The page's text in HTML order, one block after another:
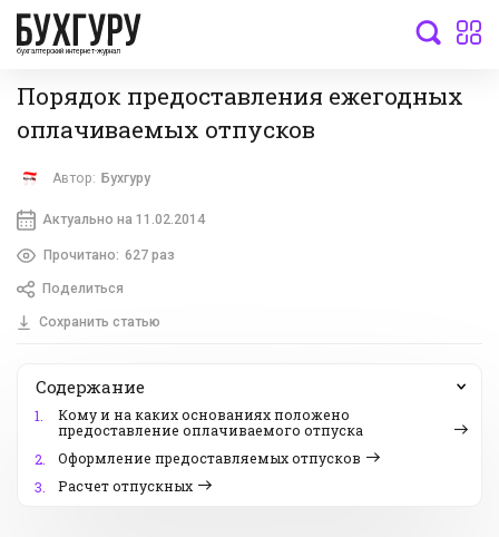
бухгалтерский интернет-журнал
Порядок предоставления ежегодных
оплачиваемых отпусков
Автор: Бухгуру
Актуально на 11.02.2014
Прочитано: 627 раз
Поделиться
Сохранить статью
Содержание
1.
Кому и на каких основаниях положено
предоставление оплачиваемого отпуска
2.
Оформление предоставляемых отпусков
3.
Расчет отпускных